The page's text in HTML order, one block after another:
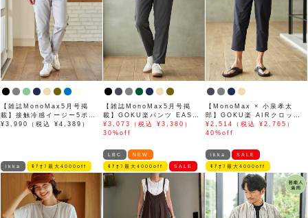
【雑誌MonoMax5月号掲
載】接触冷感イージー5ポケ
ット
¥3,990（税込 ¥4,389）
【雑誌MonoMax5月号掲
載】GOKU楽パンツ EASY
STRETCH 冷感アンクル
【接触冷感】「小泉孝太郎さ
¥3,073（税込 ¥3,380）
30%off
【MonoMax × 小泉孝太
郎】GOKU楽 AIRクロップ
ドパンツ「小泉孝太郎さん着
用モデル」
¥2,514（税込 ¥2,765）
40%off
ikka ﾓｱｵﾌ最大4000off
LBC NEW
ﾓｱｵﾌ最大4000off SALE
ikka SALE
ﾓｱｵﾌ最大4000off